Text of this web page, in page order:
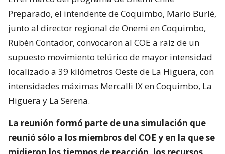
Preparado, el intendente de Coquimbo, Mario Burlé,
junto al director regional de Onemi en Coquimbo,
Rubén Contador, convocaron al COE a raíz de un
supuesto movimiento telúrico de mayor intensidad
localizado a 39 kilómetros Oeste de La Higuera, con
intensidades máximas Mercalli IX en Coquimbo, La
Higuera y La Serena.
La reunión formó parte de una simulación que
reunió sólo a los miembros del COE y en la que se